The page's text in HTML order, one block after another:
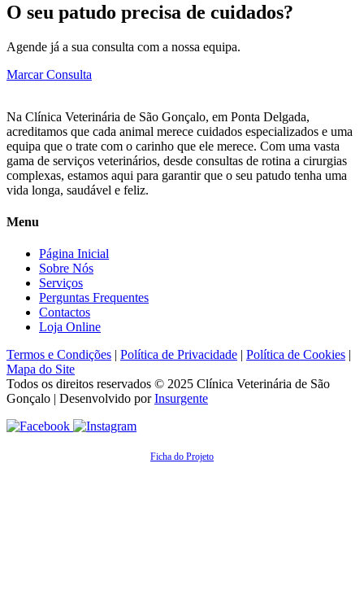
O seu patudo precisa de cuidados?
Agende já a sua consulta com a nossa equipa.
Marcar Consulta
Na Clínica Veterinária de São Gonçalo, em Ponta Delgada,
acreditamos que cada animal merece cuidados especializados e uma
equipa que o trate com o carinho que ele merece. Com uma vasta
gama de serviços veterinários, desde consultas de rotina a cirurgias
complexas, estamos aqui para garantir que o seu patudo tenha uma
vida longa, saudável e feliz.
Menu
Página Inicial
Sobre Nós
Serviços
Perguntas Frequentes
Contactos
Loja Online
Termos e Condições | Política de Privacidade | Política de Cookies |
Mapa do Site
Todos os direitos reservados © 2025 Clínica Veterinária de São
Gonçalo | Desenvolvido porInsurgente
Ficha do Projeto